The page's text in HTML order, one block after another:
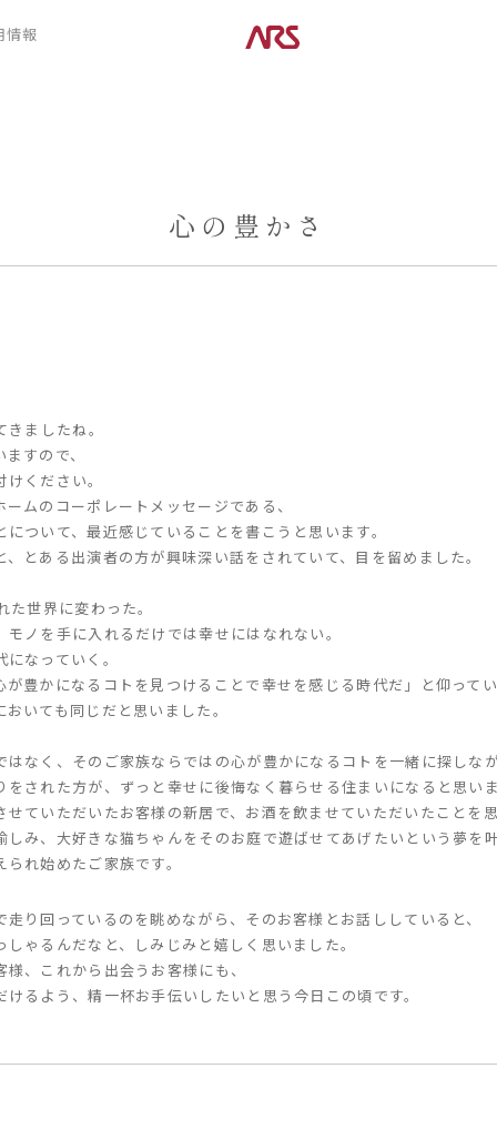
情報
心の豊かさ
ましたね。
すので、
ください。
ムのコーポレートメッセージである、
ついて、最近感じていることを書こうと思います。
とある出演者の方が興味深い話をされていて、目を留めました。
た世界に変わった。
ノを手に入れるだけでは幸せにはなれない。
なっていく。
豊かになるコトを見つけることで幸せを感じる時代だ」と仰って
いても同じだと思いました。
なく、そのご家族ならではの心が豊かになるコトを一緒に探しな
をされた方が、ずっと幸せに後悔なく暮らせる住まいになると思い
ていただいたお客様の新居で、お酒を飲ませていただいたことを
み、大好きな猫ちゃんをそのお庭で遊ばせてあげたいという夢を
れ始めたご家族です。
り回っているのを眺めながら、そのお客様とお話ししていると、
ゃるんだなと、しみじみと嬉しく思いました。
、これから出会うお客様にも、
るよう、精一杯お手伝いしたいと思う今日この頃です。